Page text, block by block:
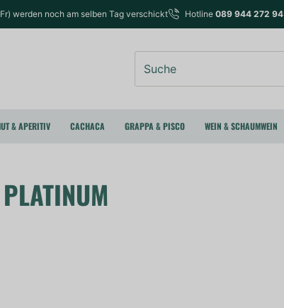
werden noch am selben Tag verschickt Hotline 089 944 272 94
& APERITIV CACHACA GRAPPA & PISCO WEIN & SCHAUMWEIN